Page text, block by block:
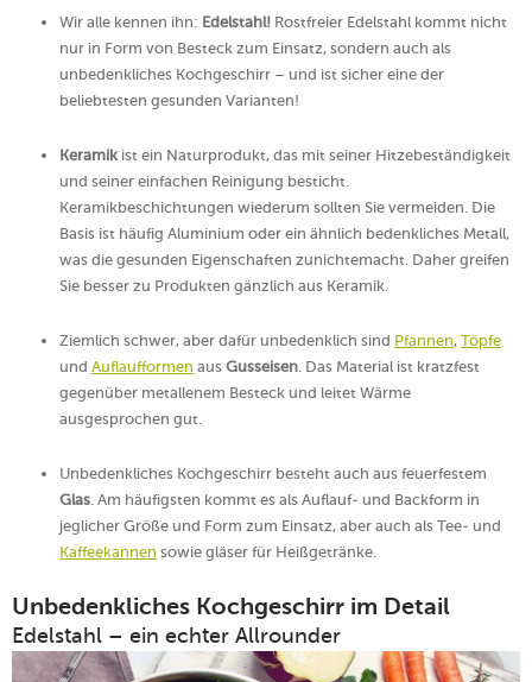
Wir alle kennen ihn: Edelstahl! Rostfreier Edelstahl kommt nicht
nur in Form von Besteck zum Einsatz, sondern auch als
unbedenkliches Kochgeschirr – und ist sicher eine der
beliebtesten gesunden Varianten!
Keramik ist ein Naturprodukt, das mit seiner Hitzebeständigkeit
und seiner einfachen Reinigung besticht.
Keramikbeschichtungen wiederum sollten Sie vermeiden. Die
Basis ist häufig Aluminium oder ein ähnlich bedenkliches Metall,
was die gesunden Eigenschaften zunichtemacht. Daher greifen
Sie besser zu Produkten gänzlich aus Keramik.
Ziemlich schwer, aber dafür unbedenklich sind Pfannen, Töpfe
und Auflaufformen aus Gusseisen. Das Material ist kratzfest
gegenüber metallenem Besteck und leitet Wärme
ausgesprochen gut.
Unbedenkliches Kochgeschirr besteht auch aus feuerfestem
Glas. Am häufigsten kommt es als Auflauf- und Backform in
jeglicher Größe und Form zum Einsatz, aber auch als Tee- und
Kaffeekannen sowie gläser für Heißgetränke.
Unbedenkliches Kochgeschirr im Detail
Edelstahl – ein echter Allrounder